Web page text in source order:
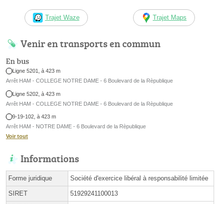
Trajet Waze Trajet Maps
Venir en transports en commun
En bus
Ligne 5201, à 423 m
Arrêt HAM - COLLEGE NOTRE DAME - 6 Boulevard de la Rèpublique
Ligne 5202, à 423 m
Arrêt HAM - COLLEGE NOTRE DAME - 6 Boulevard de la Rèpublique
9-19-102, à 423 m
Arrêt HAM - NOTRE DAME - 6 Boulevard de la Rèpublique
Voir tout
Informations
Forme juridique Société d'exercice libéral à responsabilité limitée
SIRET 51929241100013